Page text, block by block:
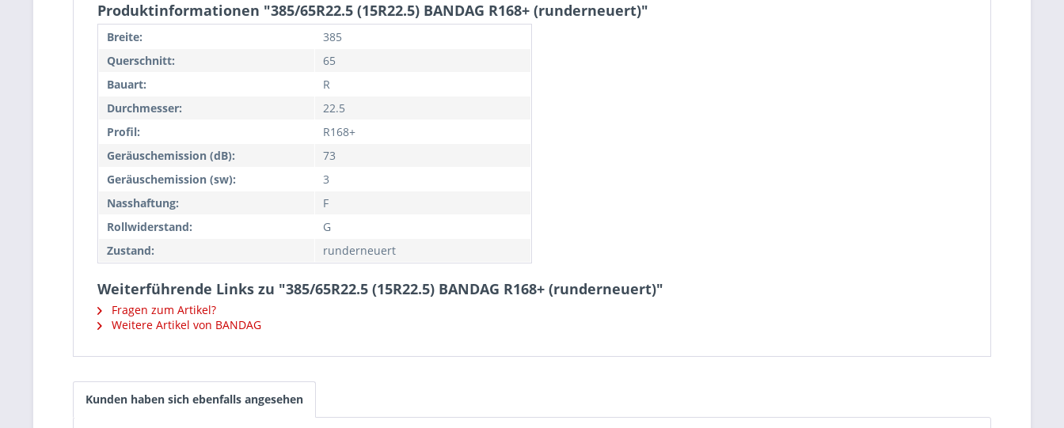
Produktinformationen "385/65R22.5 (15R22.5) BANDAG R168+ (runderneuert)"
Breite:
385
Querschnitt:
65
Bauart:
R
Durchmesser:
22.5
Profil:
R168+
Geräuschemission (dB):
73
Geräuschemission (sw):
3
Nasshaftung:
F
Rollwiderstand:
G
Zustand:
runderneuert
Weiterführende Links zu "385/65R22.5 (15R22.5) BANDAG R168+ (runderneuert)"
Fragen zum Artikel?
Weitere Artikel von BANDAG
Kunden haben sich ebenfalls angesehen